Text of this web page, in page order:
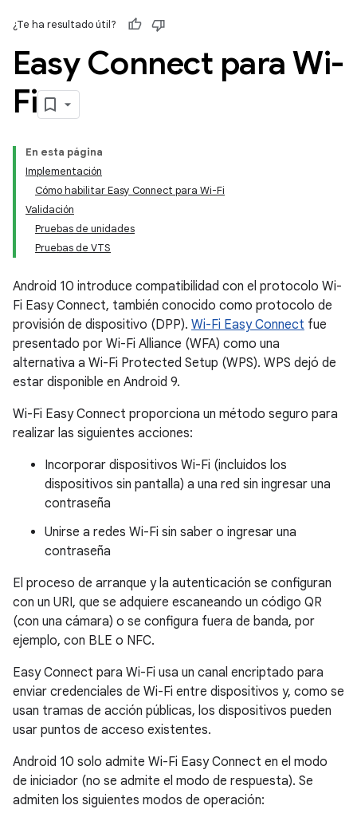
¿Te ha resultado útil?
Easy Connect para Wi-
Fi
En esta página
Implementación
Cómo habilitar Easy Connect para Wi-Fi
Validación
Pruebas de unidades
Pruebas de VTS
Android 10 introduce compatibilidad con el protocolo Wi-
Fi Easy Connect, también conocido como protocolo de
provisión de dispositivo (DPP). Wi-Fi Easy Connect fue
presentado por Wi-Fi Alliance (WFA) como una
alternativa a Wi-Fi Protected Setup (WPS). WPS dejó de
estar disponible en Android 9.
Wi-Fi Easy Connect proporciona un método seguro para
realizar las siguientes acciones:
Incorporar dispositivos Wi-Fi (incluidos los
dispositivos sin pantalla) a una red sin ingresar una
contraseña
Unirse a redes Wi-Fi sin saber o ingresar una
contraseña
El proceso de arranque y la autenticación se configuran
con un URI, que se adquiere escaneando un código QR
(con una cámara) o se configura fuera de banda, por
ejemplo, con BLE o NFC.
Easy Connect para Wi-Fi usa un canal encriptado para
enviar credenciales de Wi-Fi entre dispositivos y, como se
usan tramas de acción públicas, los dispositivos pueden
usar puntos de acceso existentes.
Android 10 solo admite Wi-Fi Easy Connect en el modo
de iniciador (no se admite el modo de respuesta). Se
admiten los siguientes modos de operación: